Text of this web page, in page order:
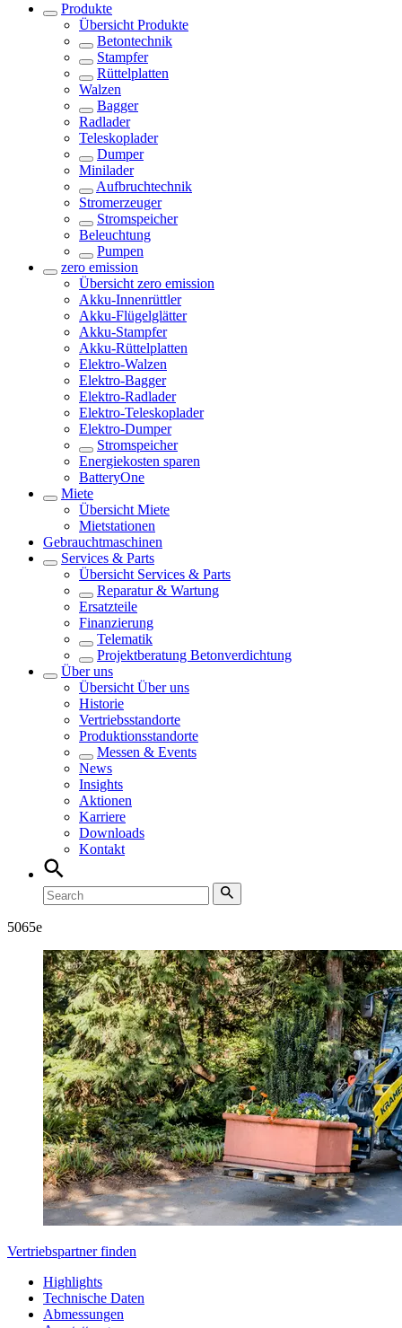
Produkte
Übersicht Produkte
Betontechnik
Stampfer
Rüttelplatten
Walzen
Bagger
Radlader
Teleskoplader
Dumper
Minilader
Aufbruchtechnik
Stromerzeuger
Stromspeicher
Beleuchtung
Pumpen
zero emission
Übersicht zero emission
Akku-Innenrüttler
Akku-Flügelglätter
Akku-Stampfer
Akku-Rüttelplatten
Elektro-Walzen
Elektro-Bagger
Elektro-Radlader
Elektro-Teleskoplader
Elektro-Dumper
Stromspeicher
Energiekosten sparen
BatteryOne
Miete
Übersicht Miete
Mietstationen
Gebrauchtmaschinen
Services & Parts
Übersicht Services & Parts
Reparatur & Wartung
Ersatzteile
Finanzierung
Telematik
Projektberatung Betonverdichtung
Über uns
Übersicht Über uns
Historie
Vertriebsstandorte
Produktionsstandorte
Messen & Events
News
Insights
Aktionen
Karriere
Downloads
Kontakt
5065e
Vertriebspartner finden
Highlights
Technische Daten
Abmessungen